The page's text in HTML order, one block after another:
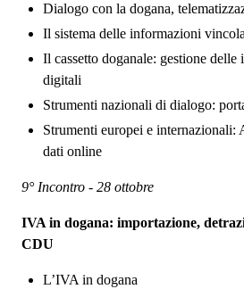
Dialogo con la dogana,
Il sistema delle informazioni
Il cassetto doganale: gestione
digitali
Strumenti nazionali di dialogo:
Strumenti europei e internazionali:
dati online
9° Incontro - 28 ottobre
IVA in dogana: importazione,
CDU
L’IVA in dogana